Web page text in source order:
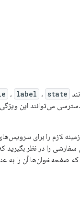
، label ، state
می‌توانند این
زمینه لازم را برای
سفارشی را در نظر
صفحه‌خوان‌ها آن را به